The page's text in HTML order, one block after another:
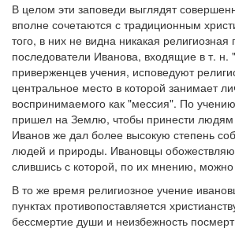
В целом эти заповеди выглядят
вполне сочетаются с традиционным
того, в них не видна никакая
последователи Иванова, входящие в т. н.
приверженцев учения, исповедуют
центральное место в которой занимает
воспринимаемого как "мессия". По
пришел на Землю, чтобы принести людям
Иванов же дал более высокую степень
людей и природы. Ивановцы
слившись с которой, по их мнению, можно
В то же время религиозное учение
пунктах противопоставляется
бессмертие души и неизбежность